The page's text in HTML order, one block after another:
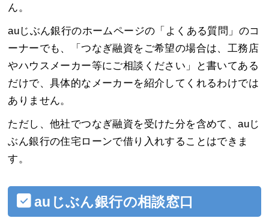
ん。
auじぶん銀行のホームページの「よくある質問」のコ
ーナーでも、「つなぎ融資をご希望の場合は、工務店
やハウスメーカー等にご相談ください」と書いてある
だけで、具体的なメーカーを紹介してくれるわけでは
ありません。
ただし、他社でつなぎ融資を受けた分を含めて、auじ
ぶん銀行の住宅ローンで借り入れすることはできま
す。
auじぶん銀行の相談窓口